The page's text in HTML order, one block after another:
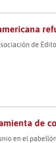
de
de
en el